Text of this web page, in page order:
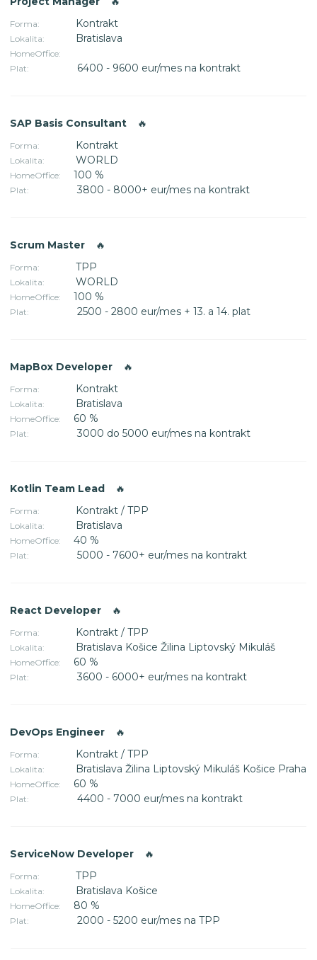
Forma: Kontrakt
Lokalita: Bratislava
HomeOffice:
Plat:
6400 - 9600 eur/mes na kontrakt
SAP Basis Consultant 🔥
Forma: Kontrakt
Lokalita: WORLD
HomeOffice: 100 %
Plat: 3800 - 8000+ eur/mes na kontrakt
Scrum Master 🔥
Forma: TPP
Lokalita: WORLD
HomeOffice: 100 %
Plat: 2500 - 2800 eur/mes + 13. a 14. plat
MapBox Developer 🔥
Forma: Kontrakt
Lokalita: Bratislava
HomeOffice: 60 %
Plat: 3000 do 5000 eur/mes na kontrakt
Kotlin Team Lead 🔥
Forma: Kontrakt / TPP
Lokalita: Bratislava
HomeOffice: 40 %
Plat: 5000 - 7600+ eur/mes na kontrakt
React Developer 🔥
Forma: Kontrakt / TPP
Lokalita: Bratislava Košice Žilina Liptovský Mikuláš
HomeOffice: 60 %
Plat: 3600 - 6000+ eur/mes na kontrakt
DevOps Engineer 🔥
Forma: Kontrakt / TPP
Lokalita: Bratislava Žilina Liptovský Mikuláš Košice Praha
HomeOffice: 60 %
Plat: 4400 - 7000 eur/mes na kontrakt
ServiceNow Developer 🔥
Forma: TPP
Lokalita: Bratislava Košice
HomeOffice: 80 %
Plat: 2000 - 5200 eur/mes na TPP